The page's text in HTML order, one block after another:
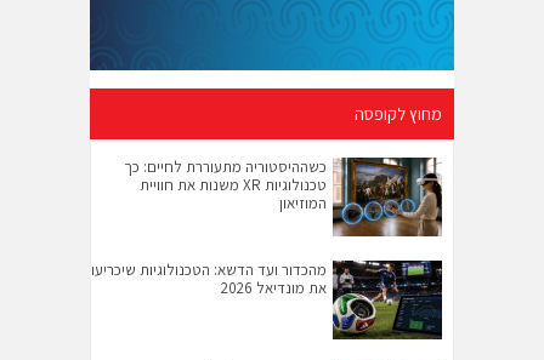
מחוץ לקופסה
כשההיסטוריה מתעוררת לחיים: כך
טכנולוגיות XR משנות את חוויית
המוזיאון
מהכדור ועד הדשא: הטכנולוגיות שיכריעו
את מונדיאל 2026